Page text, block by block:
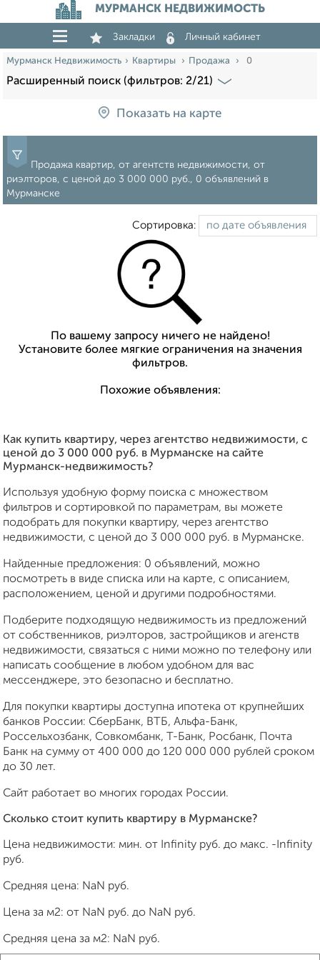
МУРМАНСК НЕДВИЖИМОСТЬ
Закладки Личный кабинет
Мурманск Недвижимость Квартиры Продажа 0
Расширенный поиск (фильтров: 2/21)
Показать на карте
Продажа квартир, от агентств недвижимости, от
риэлторов, c ценой до 3 000 000 руб., 0 объявлений в
Мурманске
Сортировка:
По вашему запросу ничего не найдено!
Установите более мягкие ограничения на значения
фильтров.
Похожие объявления:
Как купить квартиру, через агентство недвижимости, c
ценой до 3 000 000 руб. в Мурманске на сайте
Мурманск-недвижимость?
Используя удобную форму поиска с множеством
фильтров и сортировкой по параметрам, вы можете
подобрать для покупки квартиру, через агентство
недвижимости, c ценой до 3 000 000 руб. в Мурманске.
Найденные предложения: 0 объявлений, можно
посмотреть в виде списка или на карте, с описанием,
расположением, ценой и другими подробностями.
Подберите подходящую недвижимость из предложений
от собственников, риэлторов, застройщиков и агенств
недвижимости, связаться с ними можно по телефону или
написать сообщение в любом удобном для вас
мессенджере, это безопасно и бесплатно.
Для покупки квартиры доступна ипотека от крупнейших
банков России: СберБанк, ВТБ, Альфа-Банк,
Россельхозбанк, Совкомбанк, Т-Банк, Росбанк, Почта
Банк на сумму от 400 000 до 120 000 000 рублей сроком
до 30 лет.
Сайт работает во многих городах России.
Сколько стоит купить квартиру в Мурманске?
Цена недвижимости: мин. от Infinity руб. до макс. -Infinity
руб.
Средняя цена: NaN руб.
Цена за м2: от NaN руб. до NaN руб.
Средняя цена за м2: NaN руб.